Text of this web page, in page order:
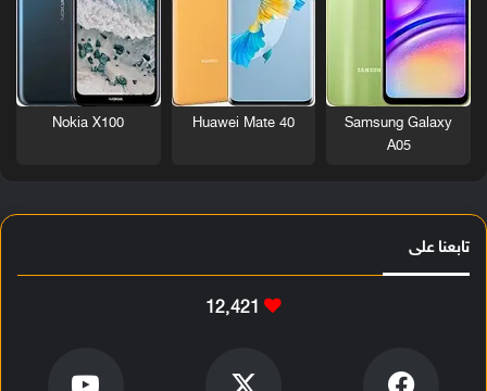
Samsung Galaxy
A05
Huawei Mate 40
Nokia X100
تابعنا على
12٬421